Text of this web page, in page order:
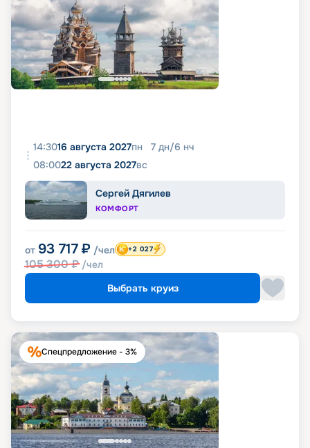
14:3016 августа 2027пн 7 дн/6 нч
08:0022 августа 2027вс
Сергей Дягилев
КОМФОРТ
от 93 717 ₽ /чел
105 300₽ /чел
+2 027
Выбрать круиз
Спецпредложение - 3%